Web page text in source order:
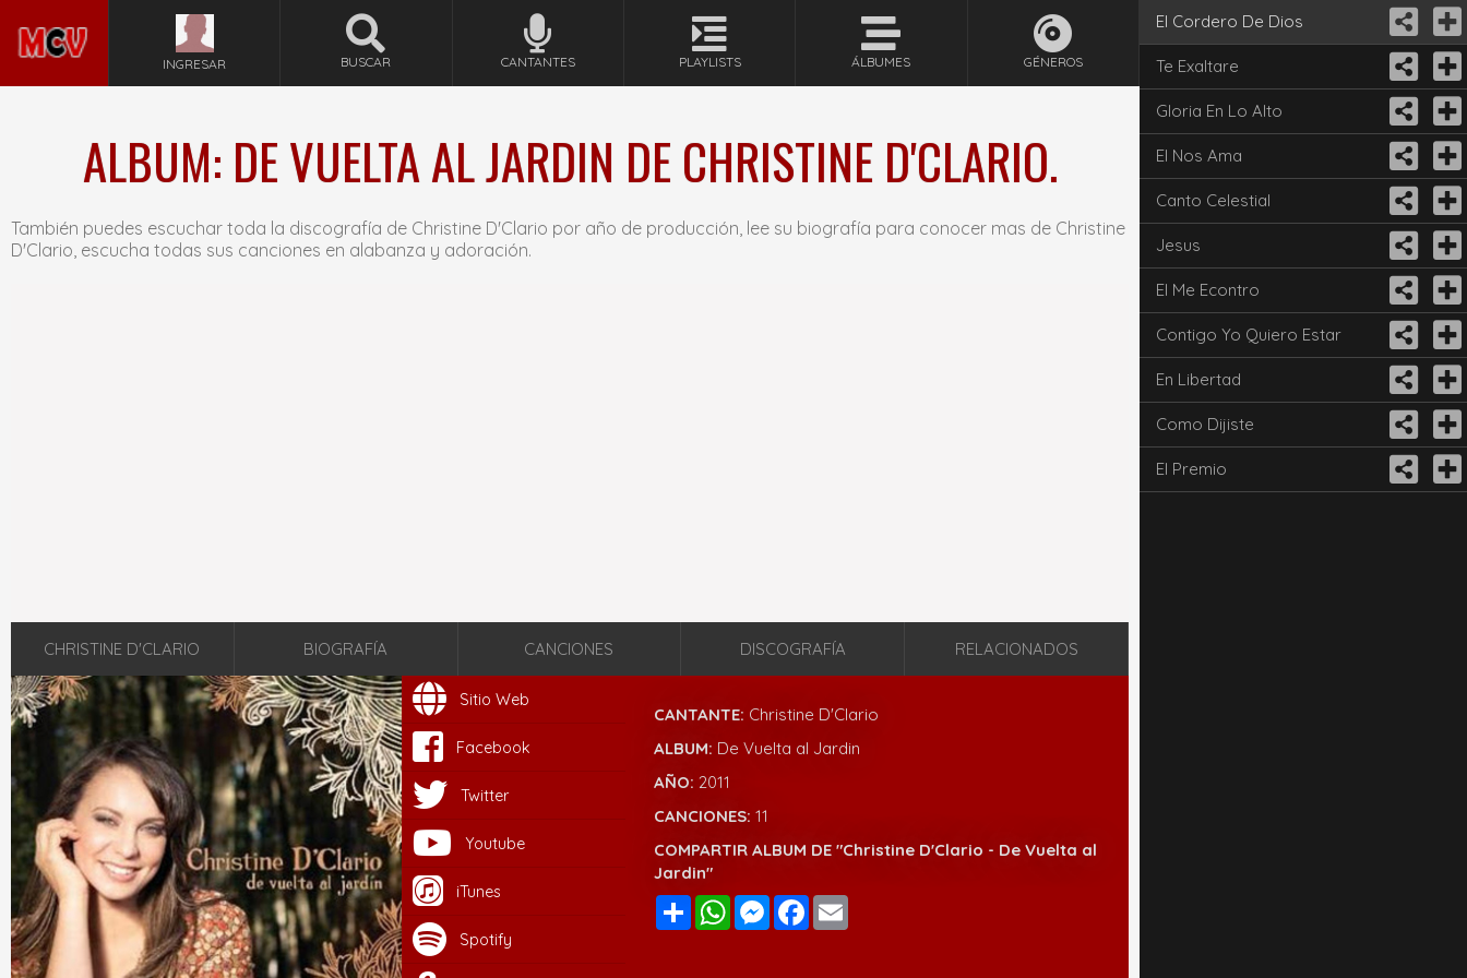
INGRESAR BUSCAR CANTANTES PLAYLISTS ÁLBUMES GÉNEROS
ALBUM: DE VUELTA AL JARDIN DE CHRISTINE D'CLARIO.
También puedes escuchar toda la discografía de Christine D'Clario por año de producción, lee su biografía para conocer mas de Christine
D'Clario, escucha todas sus canciones en alabanza y adoración.
CHRISTINE D'CLARIO BIOGRAFÍA CANCIONES DISCOGRAFÍA RELACIONADOS
Sitio Web
Facebook
Twitter
Youtube
iTunes
Spotify
CANTANTE: Christine D'Clario
ALBUM: De Vuelta al Jardin
AÑO:2011
CANCIONES:11
COMPARTIR ALBUM DE "Christine D'Clario - De Vuelta al
Jardin"
Compartir
WhatsAppMessenger
Facebook
El Cordero De Dios
Te Exaltare
Gloria En Lo Alto
El Nos Ama
Canto Celestial
Jesus
El Me Econtro
Contigo Yo Quiero Estar
En Libertad
Como Dijiste
El Premio